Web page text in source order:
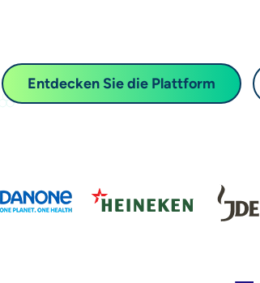
Entdecken Sie die Plattform